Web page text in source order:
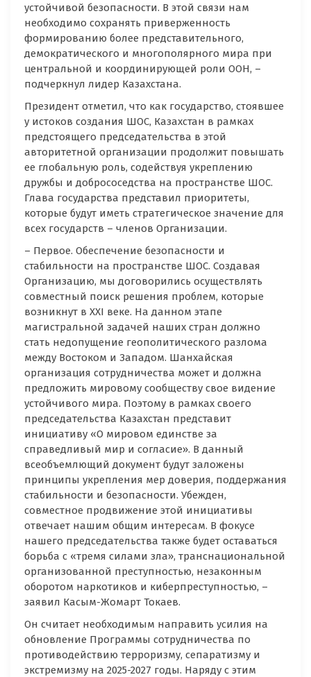
устойчивой безопасности. В этой связи нам
необходимо сохранять приверженность
формированию более представительного,
демократического и многополярного мира при
центральной и координирующей роли ООН, –
подчеркнул лидер Казахстана.
Президент отметил, что как государство, стоявшее
у истоков создания ШОС, Казахстан в рамках
предстоящего председательства в этой
авторитетной организации продолжит повышать
ее глобальную роль, содействуя укреплению
дружбы и добрососедства на пространстве ШОС.
Глава государства представил приоритеты,
которые будут иметь стратегическое значение для
всех государств – членов Организации.
– Первое. Обеспечение безопасности и
стабильности на пространстве ШОС. Создавая
Организацию, мы договорились осуществлять
совместный поиск решения проблем, которые
возникнут в XXI веке. На данном этапе
магистральной задачей наших стран должно
стать недопущение геополитического разлома
между Востоком и Западом. Шанхайская
организация сотрудничества может и должна
предложить мировому сообществу свое видение
устойчивого мира. Поэтому в рамках своего
председательства Казахстан представит
инициативу «О мировом единстве за
справедливый мир и согласие». В данный
всеобъемлющий документ будут заложены
принципы укрепления мер доверия, поддержания
стабильности и безопасности. Убежден,
совместное продвижение этой инициативы
отвечает нашим общим интересам. В фокусе
нашего председательства также будет оставаться
борьба с «тремя силами зла», транснациональной
организованной преступностью, незаконным
оборотом наркотиков и киберпреступностью, –
заявил Касым-Жомарт Токаев.
Он считает необходимым направить усилия на
обновление Программы сотрудничества по
противодействию терроризму, сепаратизму и
экстремизму на 2025-2027 годы. Наряду с этим